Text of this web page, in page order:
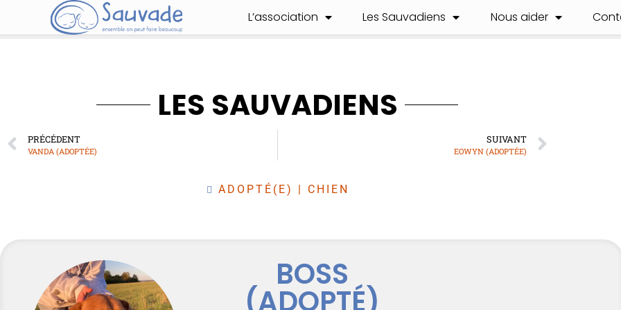
L’association Les Sauvadiens Nous aider
LES SAUVADIENS
PRÉCÉDENT
VANDA (ADOPTÉE)
SUIVANT
EOWYN (ADOPTÉE)
ADOPTÉ(E) | CHIEN
BOSS
(ADOPTÉ)